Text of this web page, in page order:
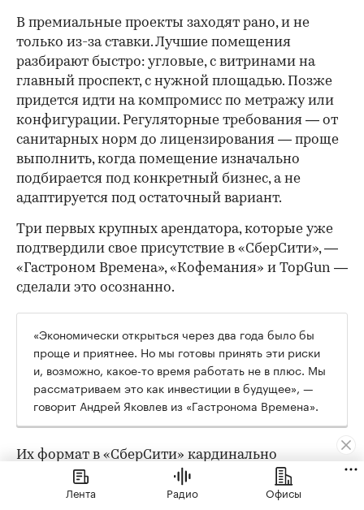
В премиальные проекты заходят рано, и не
только из-за ставки. Лучшие помещения
разбирают быстро: угловые, с витринами на
главный проспект, с нужной площадью. Позже
придется идти на компромисс по метражу или
конфигурации. Регуляторные требования — от
санитарных норм до лицензирования — проще
выполнить, когда помещение изначально
подбирается под конкретный бизнес, а не
адаптируется под остаточный вариант.
Три первых крупных арендатора, которые уже
подтвердили свое присутствие в «СберСити», —
«Гастроном Времена», «Кофемания» и TopGun —
сделали это осознанно.
«Экономически открыться через два года было бы
проще и приятнее. Но мы готовы принять эти риски
и, возможно, какое-то время работать не в плюс. Мы
рассматриваем это как инвестиции в будущее», —
говорит Андрей Яковлев из «Гастронома Времена».
Их формат в «СберСити» кардинально
отличается от флагманского: там 2000 кв. м и
трафик с проездной трассы, здесь — 170 кв. м и
Лента Радио Офисы